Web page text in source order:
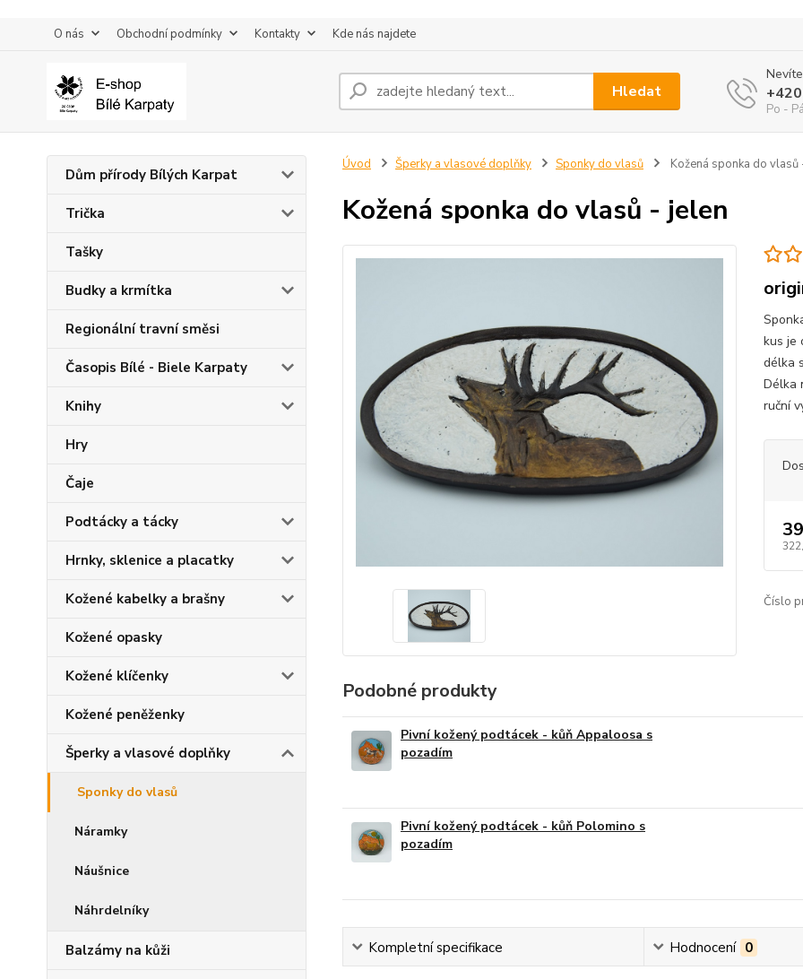
O nás Obchodní podmínky Kontakty Kde nás najdete
Hledat
Po -
Dům přírody Bílých Karpat
Trička
Tašky
Budky a krmítka
Regionální travní směsi
Časopis Bílé - Biele Karpaty
Knihy
Hry
Čaje
Podtácky a tácky
Hrnky, sklenice a placatky
Kožené kabelky a brašny
Kožené opasky
Kožené klíčenky
Kožené peněženky
Šperky a vlasové doplňky
Sponky do vlasů
Náramky
Náušnice
Náhrdelníky
Balzámy na kůži
Úvod Šperky a vlasové doplňky Sponky do vlasů Kožená sponka do vlasů
Kožená sponka do vlasů - jelen
kus je
délka
Délka
ruční
Číslo
Podobné produkty
Pivní kožený podtácek - kůň Appaloosa s
pozadím
Pivní kožený podtácek - kůň Polomino s
pozadím
Kompletní specifikace Hodnocení 0